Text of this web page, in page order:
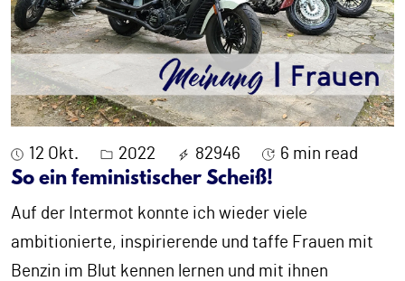
12 Okt. 2022 82946 6 min read
So ein feministischer Scheiß!
Auf der Intermot konnte ich wieder viele
ambitionierte, inspirierende und taffe Frauen mit
Benzin im Blut kennen lernen und mit ihnen